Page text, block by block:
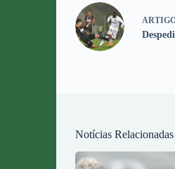
Notícias Relacionadas